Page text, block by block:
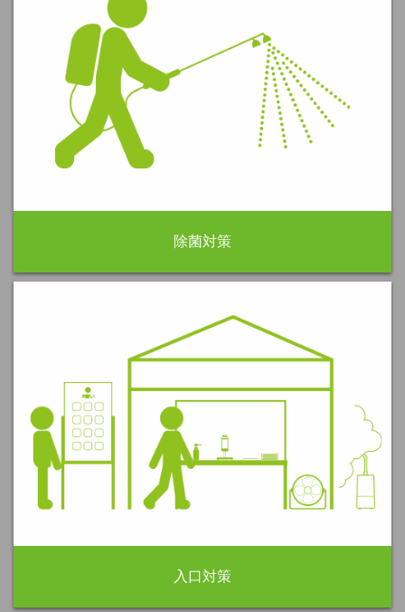
除菌対策
入口対策